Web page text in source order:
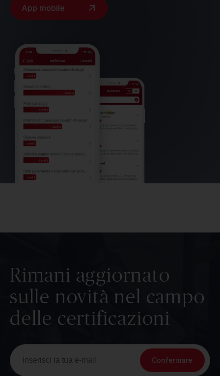
App mobile
Rimani aggiornato
sulle novità nel campo
delle certificazioni
Confermare